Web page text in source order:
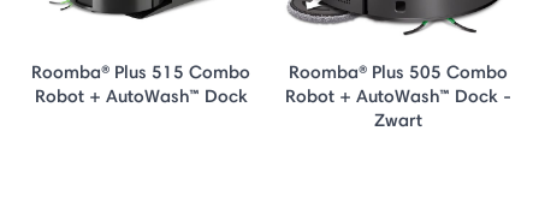
Roomba® Plus 515 Combo
Robot + AutoWash™ Dock
Roomba® Plus 505 Combo
Robot + AutoWash™ Dock -
Zwart